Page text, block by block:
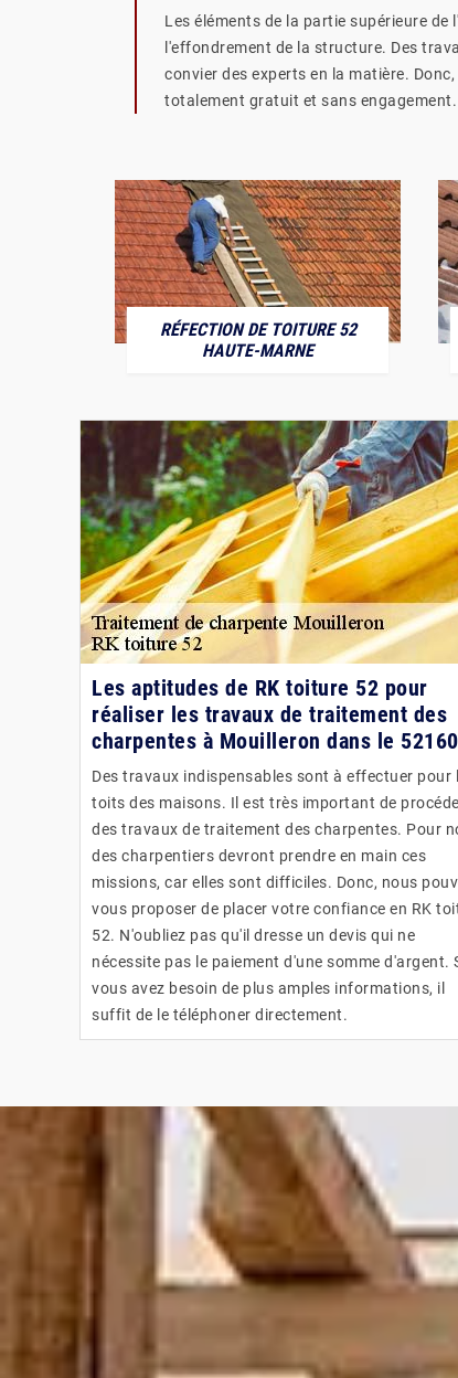
Les éléments de la partie supérieure
l'effondrement de la structure. Des
convier des experts en la matière.
totalement gratuit et sans engagement.
RÉFECTION DE TOITURE 52
HAUTE-MARNE
Les aptitudes de RK toiture 52 pour
réaliser les travaux de traitement des
charpentes à Mouilleron dans le 52160
Des travaux indispensables sont à effectuer pour
toits des maisons. Il est très important de
des travaux de traitement des charpentes. Pour
des charpentiers devront prendre en main ces
missions, car elles sont difficiles. Donc, nous
vous proposer de placer votre confiance en RK
52. N'oubliez pas qu'il dresse un devis qui ne
nécessite pas le paiement d'une somme d'argent.
vous avez besoin de plus amples informations, il
suffit de le téléphoner directement.